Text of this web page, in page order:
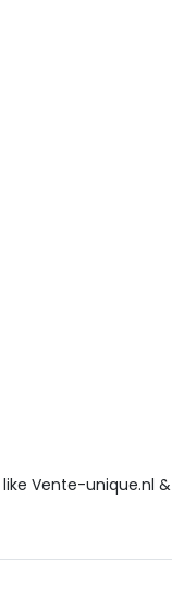
like Vente-unique.nl &